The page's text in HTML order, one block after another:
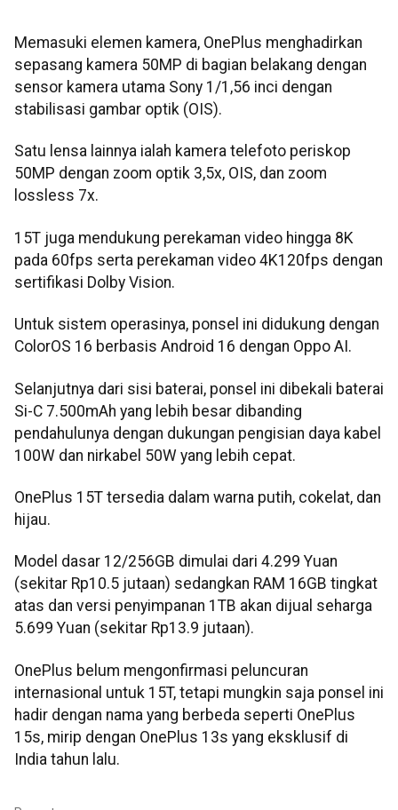
Memasuki elemen kamera, OnePlus menghadirkan
sepasang kamera 50MP di bagian belakang dengan
sensor kamera utama Sony 1/1,56 inci dengan
stabilisasi gambar optik (OIS).
Satu lensa lainnya ialah kamera telefoto periskop
50MP dengan zoom optik 3,5x, OIS, dan zoom
lossless 7x.
15T juga mendukung perekaman video hingga 8K
pada 60fps serta perekaman video 4K120fps dengan
sertifikasi Dolby Vision.
Untuk sistem operasinya, ponsel ini didukung dengan
ColorOS 16 berbasis Android 16 dengan Oppo AI.
Selanjutnya dari sisi baterai, ponsel ini dibekali baterai
Si-C 7.500mAh yang lebih besar dibanding
pendahulunya dengan dukungan pengisian daya kabel
100W dan nirkabel 50W yang lebih cepat.
OnePlus 15T tersedia dalam warna putih, cokelat, dan
hijau.
Model dasar 12/256GB dimulai dari 4.299 Yuan
(sekitar Rp10.5 jutaan) sedangkan RAM 16GB tingkat
atas dan versi penyimpanan 1TB akan dijual seharga
5.699 Yuan (sekitar Rp13.9 jutaan).
OnePlus belum mengonfirmasi peluncuran
internasional untuk 15T, tetapi mungkin saja ponsel ini
hadir dengan nama yang berbeda seperti OnePlus
15s, mirip dengan OnePlus 13s yang eksklusif di
India tahun lalu.